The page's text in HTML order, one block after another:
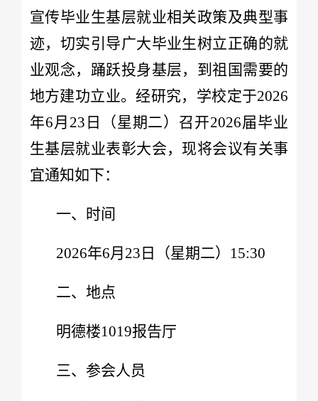
宣传毕业生基层就业相关政策及典型事
迹，切实引导广大毕业生树立正确的就
业观念，踊跃投身基层，到祖国需要的
地方建功立业。经研究，学校定于2026
年6月23日（星期二）召开2026届毕业
生基层就业表彰大会，现将会议有关事
宜通知如下：
一、时间
2026年6月23日（星期二）15:30
二、地点
明德楼1019报告厅
三、参会人员